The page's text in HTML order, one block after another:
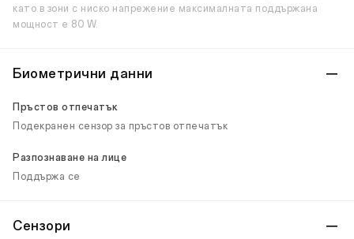
като в зони с ниско напрежение максималната поддържана
мощност е 80 W.
Биометрични данни
Пръстов отпечатък
Подекранен сензор за пръстов отпечатък
Разпознаване на лице
Поддържа се
Сензори